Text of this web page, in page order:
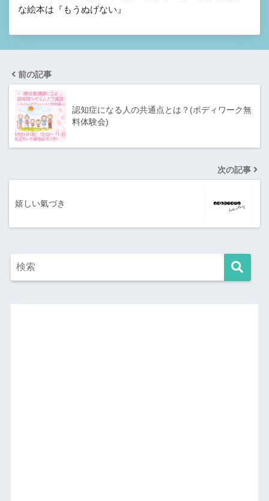
な絵本は『もうぬげない』
前の記事
認知症になる人の共通点とは？(ボディワーク無
料体験会)
次の記事
嬉しい氣づき